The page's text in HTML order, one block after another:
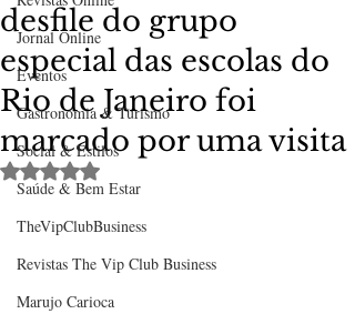
Jornal Online
Eventos
Gastronomia & Turismo
Social & Estilos
Saúde & Bem Estar
TheVipClubBusiness
Revistas The Vip Club Business
Marujo Carioca
desfile do grupo
especial das escolas do
Rio de Janeiro foi
marcado por uma visita
Avaliado com NaN de 5 estrelas.